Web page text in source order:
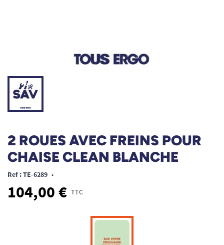
2 ROUES AVEC FREINS POUR
CHAISE CLEAN BLANCHE
Ref : TE-6289 •
104,00 € TTC